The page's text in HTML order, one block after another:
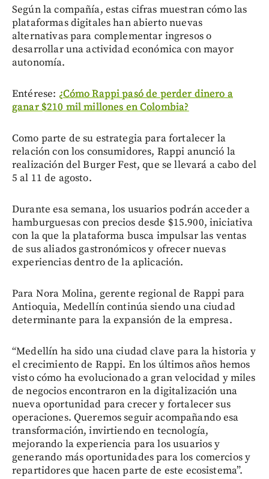
Según la compañía, estas cifras muestran cómo las
plataformas digitales han abierto nuevas
alternativas para complementar ingresos o
desarrollar una actividad económica con mayor
autonomía.
Entérese: ¿Cómo Rappi pasó de perder dinero a
ganar $210 mil millones en Colombia?
Como parte de su estrategia para fortalecer la
relación con los consumidores, Rappi anunció la
realización del Burger Fest, que se llevará a cabo del
5 al 11 de agosto.
Durante esa semana, los usuarios podrán acceder a
hamburguesas con precios desde $15.900, iniciativa
con la que la plataforma busca impulsar las ventas
de sus aliados gastronómicos y ofrecer nuevas
experiencias dentro de la aplicación.
Para Nora Molina, gerente regional de Rappi para
Antioquia, Medellín continúa siendo una ciudad
determinante para la expansión de la empresa.
“Medellín ha sido una ciudad clave para la historia y
el crecimiento de Rappi. En los últimos años hemos
visto cómo ha evolucionado a gran velocidad y miles
de negocios encontraron en la digitalización una
nueva oportunidad para crecer y fortalecer sus
operaciones. Queremos seguir acompañando esa
transformación, invirtiendo en tecnología,
mejorando la experiencia para los usuarios y
generando más oportunidades para los comercios y
repartidores que hacen parte de este ecosistema”.